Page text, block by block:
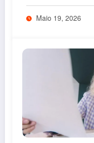
Maio 19, 2026